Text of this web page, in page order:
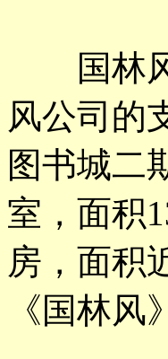
国林风
风公司的
图书城二
室，面积
房，面积
《国林